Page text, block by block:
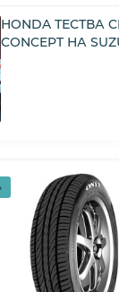
HONDA ТЕСТВА
CONCEPT НА